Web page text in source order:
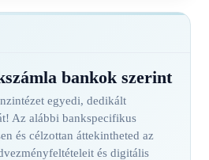
bankok szerint
egyedi, dedikált
Az alábbi bankspecifikus
és célzottan áttekintheted az
és digitális